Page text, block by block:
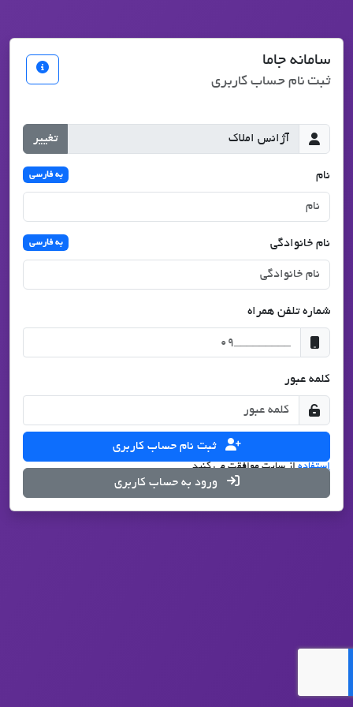
سامانه جاما
ثبت نام حساب کاربری
تغییر
نام به فارسی
نام خانوادگی به فارسی
شماره تلفن همراه
کلمه عبور
با درخواست ثبت نام، شما با تمامی قوانینحریم شخصی
استفادهاز سایت موافقت می کنید.
ثبت نام حساب کاربری
ورود به حساب کاربری